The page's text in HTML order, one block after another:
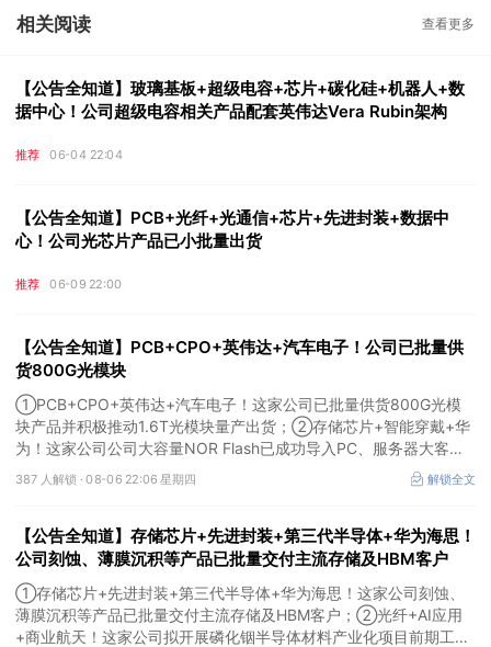
相关阅读 查看更多
【公告全知道】玻璃基板+超级电容+芯片+碳化硅+机器人+数
据中心！公司超级电容相关产品配套英伟达Vera Rubin架构
推荐 06-04 22:04
【公告全知道】PCB+光纤+光通信+芯片+先进封装+数据中
心！公司光芯片产品已小批量出货
推荐 06-09 22:00
【公告全知道】PCB+CPO+英伟达+汽车电子！公司已批量供
货800G光模块
①PCB+CPO+英伟达+汽车电子！这家公司已批量供货800G光模
块产品并积极推动1.6T光模块量产出货；②存储芯片+智能穿戴+华
为！这家公司公司大容量NOR Flash已成功导入PC、服务器大客
户；③边缘计算+智慧灯杆！公司拟跨界布局固态存储标的。
387 人解锁 ·08-06 22:06 星期四 解锁全文
【公告全知道】存储芯片+先进封装+第三代半导体+华为海思！
公司刻蚀、薄膜沉积等产品已批量交付主流存储及HBM客户
①存储芯片+先进封装+第三代半导体+华为海思！这家公司刻蚀、
薄膜沉积等产品已批量交付主流存储及HBM客户；②光纤+AI应用
+商业航天！这家公司拟开展磷化铟半导体材料产业化项目前期工